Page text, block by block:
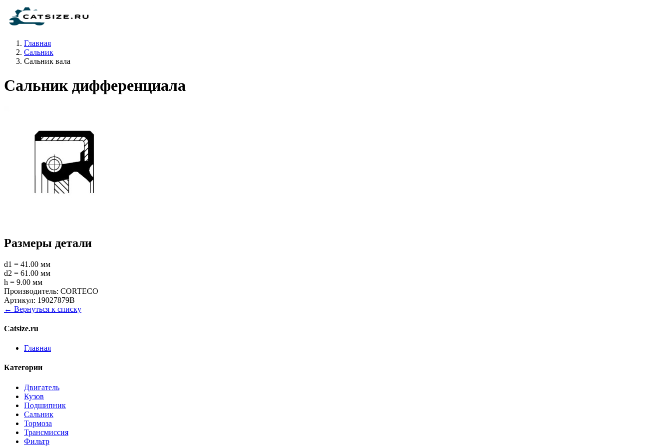
Главная
Сальник
Сальник вала
Сальник дифференциала
Размеры детали
d1 = 41.00 мм
d2 = 61.00 мм
h = 9.00 мм
Производитель: CORTECO
Артикул: 19027879B
← Вернуться к списку
Catsize.ru
Главная
Категории
Двигатель
Кузов
Подшипник
Сальник
Тормоза
Трансмиссия
Фильтр